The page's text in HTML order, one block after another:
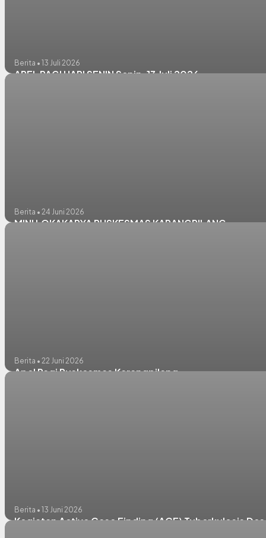
Berita • 13 Juli 2026
APEL PAGI HARI SENIN Senin, 13 Juli 2026
Berita • 24 Juni 2026
MINI LOKAKARYA PUSKESMAS KARANGPILANG
Berita • 22 Juni 2026
Apel Pagi Puskesmas Karangpilang
Berita • 13 Juni 2026
Kegiatan Active Case Finding (ACF) Tuberkulosis